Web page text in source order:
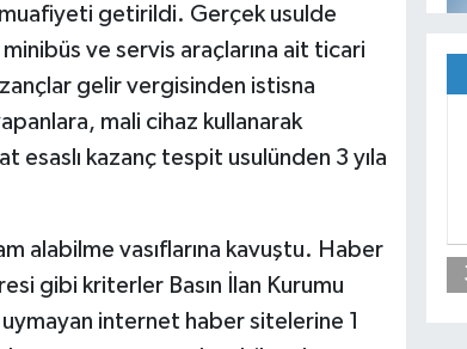
getirildi. Gerçek usulde
ve servis araçlarına ait ticari
gelir vergisinden istisna
mali cihaz kullanarak
esaslı kazanç tespit usulünden 3 yıla
alabilme vasıflarına kavuştu. Haber
gibi kriterler Basın İlan Kurumu
internet haber sitelerine 1